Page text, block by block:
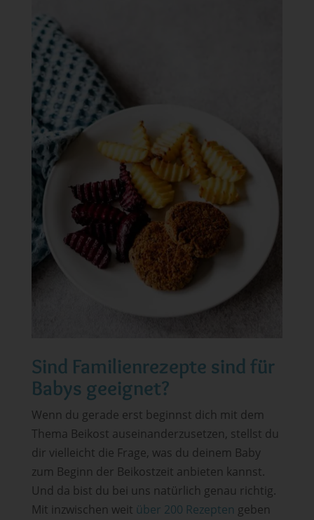
Sind Familienrezepte sind für
Babys geeignet?
Wenn du gerade erst beginnst dich mit dem
Thema Beikost auseinanderzusetzen, stellst du
dir vielleicht die Frage, was du deinem Baby
zum Beginn der Beikostzeit anbieten kannst.
Und da bist du bei uns natürlich genau richtig.
Mit inzwischen weit über 200 Rezepten geben